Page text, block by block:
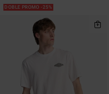
DOBLE PROMO -25%